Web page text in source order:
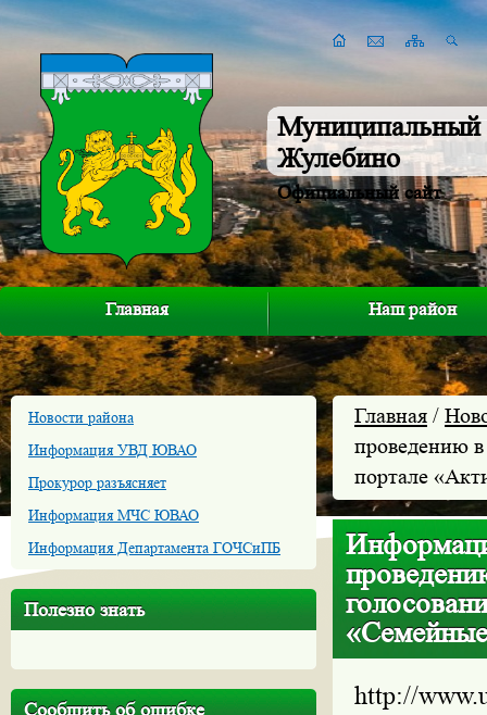
Муниципальный
Жулебино
Официальный сайт
Главная Наш район
Новости района
Информация УВД ЮВАО
Прокурор разъясняет
Информация МЧС ЮВАО
Информация Департамента ГОЧСиПБ
Полезно знать
Сообщить об ошибке
Главная /
проведению в
портале
http://